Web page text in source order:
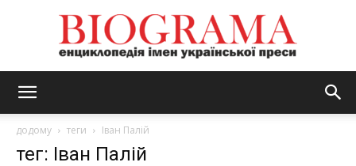
додому теги Іван Палій
тег: Іван Палій